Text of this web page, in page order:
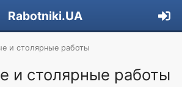
Rabotniki.UA
и столярные работы
и столярные работы